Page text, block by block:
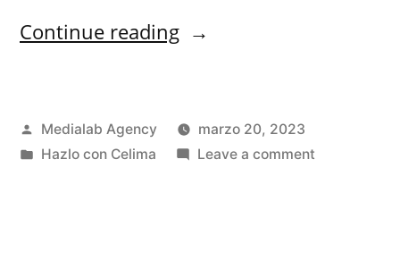
Continue reading
Medialab Agency
marzo 20, 2023
Hazlo con Celima
Leave a comment